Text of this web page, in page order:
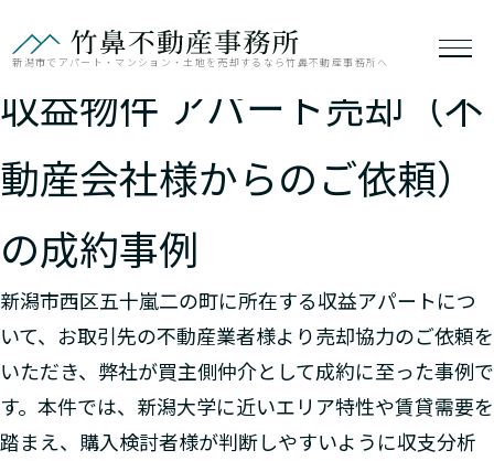
新潟市でアパート・マンション・土地を売却するなら竹鼻不動産事務所へ
【成約事例】新潟市西区五十嵐二
の町｜収益物件 アパート売却（不
事例
2026
成約事例 2026年1月31日 2026年7月5日
新潟市西区五十嵐二の町｜
収益物件 アパート売却（不
動産会社様からのご依頼）
の成約事例
新潟市西区五十嵐二の町に所在する収益アパートにつ
いて、お取引先の不動産業者様より売却協力のご依頼を
いただき、弊社が買主側仲介として成約に至った事例で
す。本件では、新潟大学に近いエリア特性や賃貸需要を
踏まえ、購入検討者様が判断しやすいように収支分析